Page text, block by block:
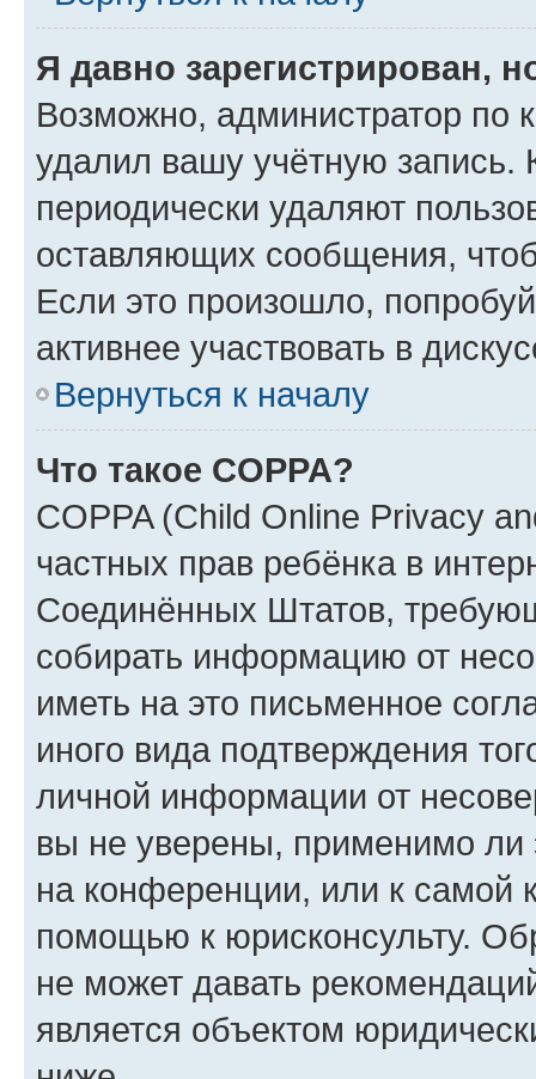
Я давно зарегистрирован,
Возможно, администратор по
удалил вашу учётную запись.
периодически удаляют
оставляющих сообщения,
Если это произошло,
активнее участвовать в
Вернуться к началу
Что такое COPPA?
COPPA (Child Online Privacy
частных прав ребёнка в
Соединённых Штатов,
собирать информацию от
иметь на это письменное
иного вида подтверждения
личной информации от
вы не уверены, применимо ли
на конференции, или к самой
помощью к юрисконсульту.
не может давать
является объектом